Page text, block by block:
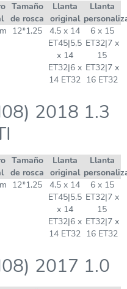
Tamaño
de rosca
Llanta
original
Llanta
12*1,25
4,5 x 14
ET45|5,5
x 14
ET32|6 x
14 ET32
6 x 15
ET32|7 x
15
ET32|7 x
16 ET32
2018 1.3
Tamaño
de rosca
Llanta
original
Llanta
12*1,25
4,5 x 14
ET45|5,5
x 14
ET32|6 x
14 ET32
6 x 15
ET32|7 x
15
ET32|7 x
16 ET32
2017 1.0